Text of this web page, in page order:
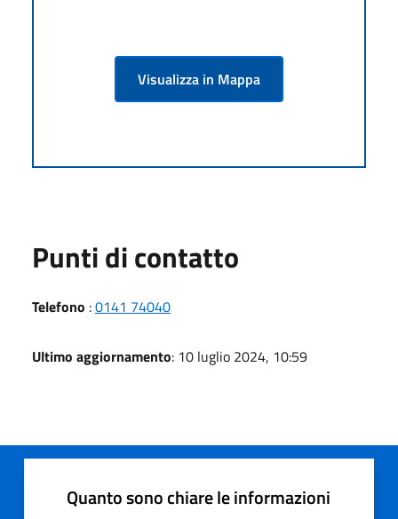
Visualizza in Mappa
Punti di contatto
Telefono :0141 74040
Ultimo aggiornamento: 10 luglio 2024, 10:59
Quanto sono chiare le informazioni